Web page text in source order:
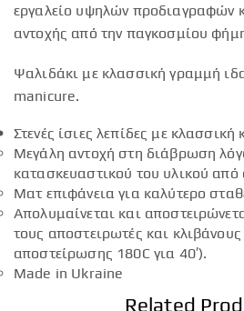
εργαλείο υψηλών προδιαγραφών
αντοχής από την παγκοσμίου
Ψαλιδάκι με κλασσική γραμμή
manicure.
Στενές ίσιες λεπίδες με κλασσική
Μεγάλη αντοχή στη διάβρωση
κατασκευαστικού του υλικού
Ματ επιφάνεια για καλύτερο
Απολυμαίνεται και
τους αποστειρωτές και
αποστείρωσης 180C για 40′).
Made in Ukraine
Related